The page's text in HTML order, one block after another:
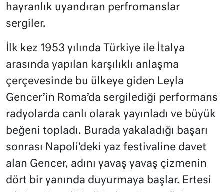
hayranlık uyandıran perfromanslar
sergiler.
İlk kez 1953 yılında Türkiye ile İtalya
arasında yapılan karşılıklı anlaşma
çerçevesinde bu ülkeye giden Leyla
Gencer’in Roma’da sergilediği performans
radyolarda canlı olarak yayınladı ve büyük
beğeni topladı. Burada yakaladığı başarı
sonrası Napoli’deki yaz festivaline davet
alan Gencer, adını yavaş yavaş çizmenin
dört bir yanında duyurmaya başlar. Ertesi